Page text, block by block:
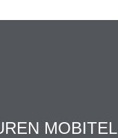
MOBITEL